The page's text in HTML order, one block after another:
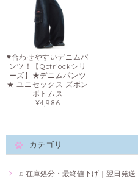
♥合わせやすいデニムパ
ンツ！【Qotriockシリ
ーズ】★デニムパンツ
★ ユニセックス ズボン
ボトムス
¥4,986
カテゴリ
♫ 在庫処分・最終値下げ｜翌日発送